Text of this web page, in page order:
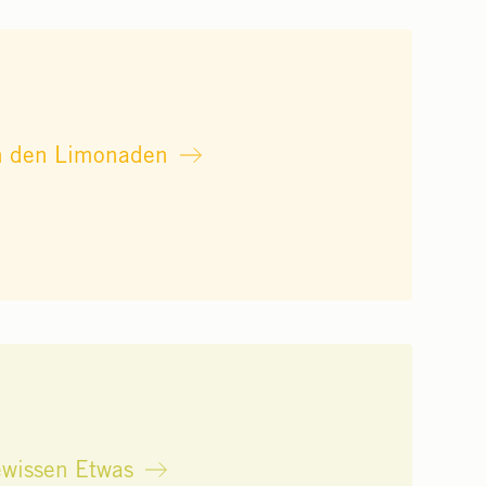
den Limonaden
Etwas